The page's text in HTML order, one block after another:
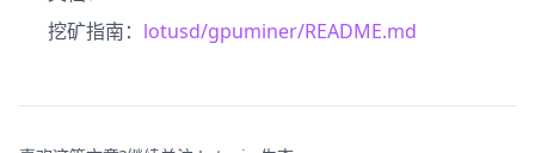
挖矿指南： lotusd/gpuminer/README.md